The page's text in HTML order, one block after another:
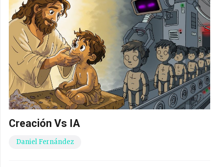
Creación Vs IA
Daniel Fernández